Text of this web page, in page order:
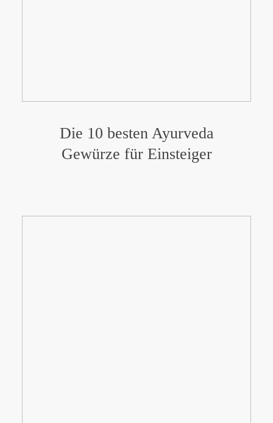
Die 10 besten Ayurveda
Gewürze für Einsteiger